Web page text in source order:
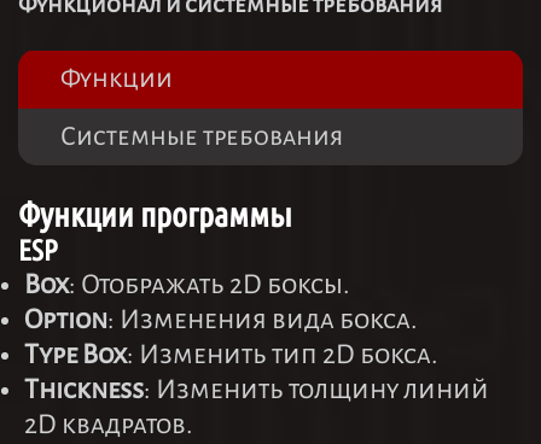
Функции
Системные требования
Функции программы
ESP
Box: Отображать 2D боксы.
Option: Изменения вида бокса.
Type Box: Изменить тип 2D бокса.
Thickness: Изменить толщину линий
2D квадратов.